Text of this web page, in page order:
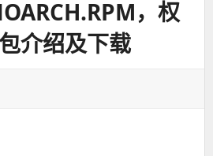
，权
介绍及下载